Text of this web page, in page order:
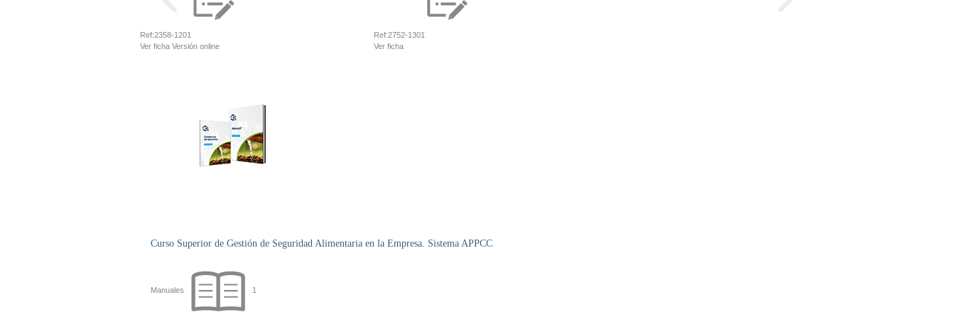
Ref:2358-1201
Ver ficha Versión online
Ref:2752-1301
Ver ficha
Curso Superior de Gestión de Seguridad Alimentaria en la Empresa. Sistema APPCC
Manuales 1